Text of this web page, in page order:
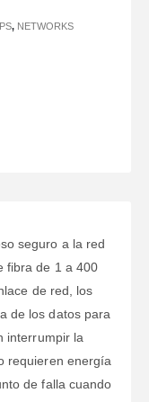
, NETWORKS
seguro a la red
fibra de 1 a 400
de red, los
de los datos para
interrumpir la
requieren energía
de falla cuando